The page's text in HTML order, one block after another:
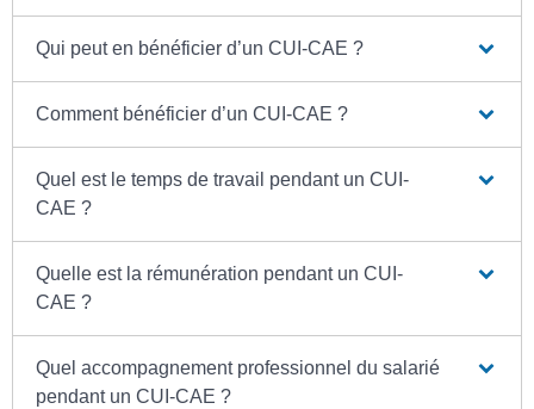
Qui peut en bénéficier d’un CUI-CAE ?
Comment bénéficier d’un CUI-CAE ?
Quel est le temps de travail pendant un CUI-
CAE ?
Quelle est la rémunération pendant un CUI-
CAE ?
Quel accompagnement professionnel du salarié
pendant un CUI-CAE ?